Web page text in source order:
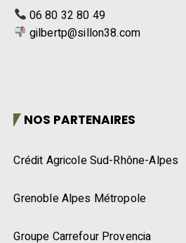
06 80 32 80 49
gilbertp@sillon38.com
NOS PARTENAIRES
Crédit Agricole Sud-Rhône-Alpes
Grenoble Alpes Métropole
Groupe Carrefour Provencia